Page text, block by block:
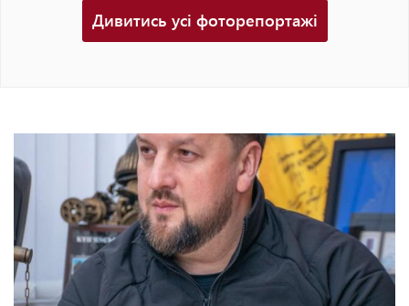
Дивитись усі фоторепортажі